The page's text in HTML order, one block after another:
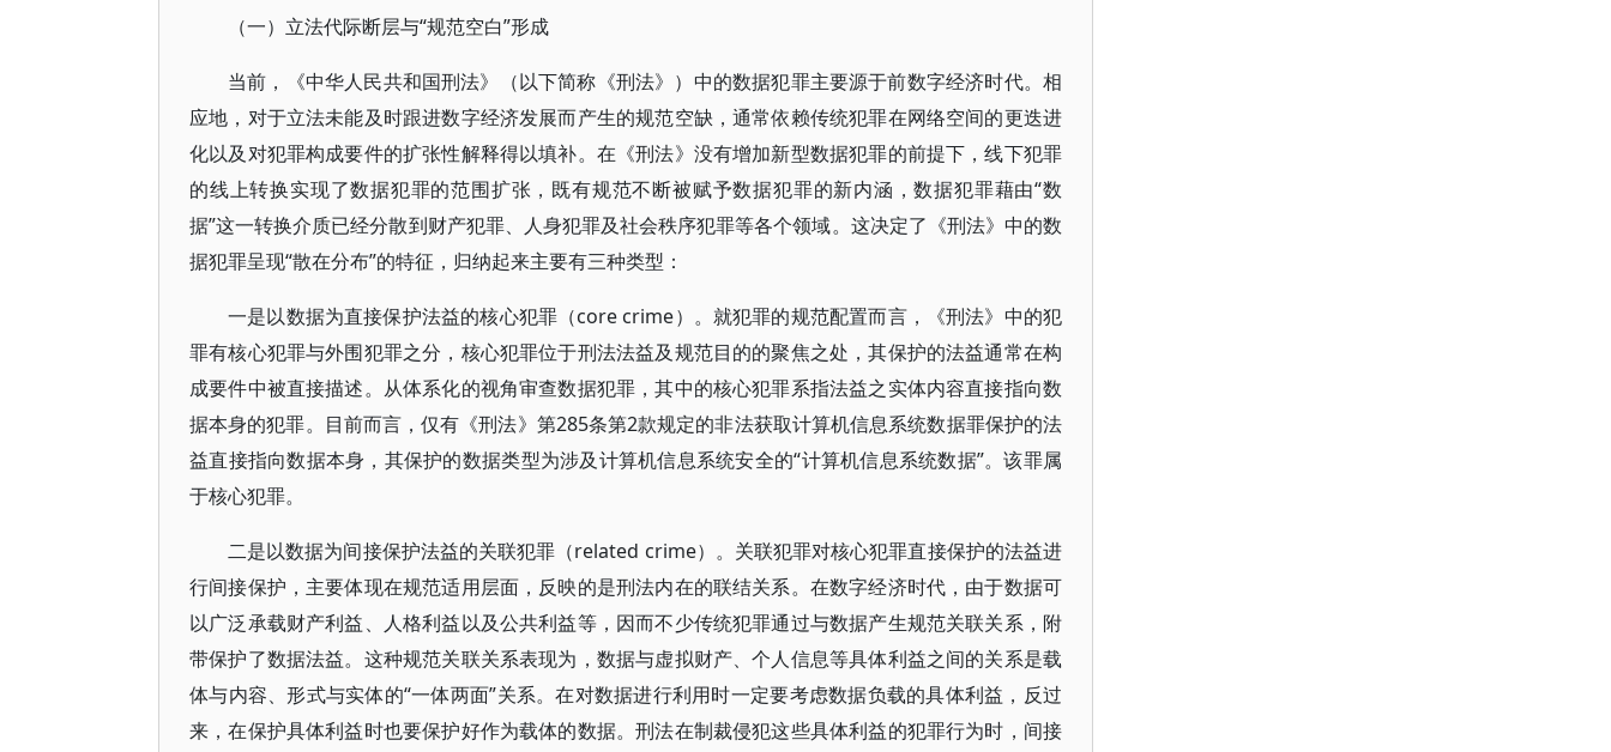
（一）立法代际断层与“规范空白”形成
当前，《中华人民共和国刑法》（以下简称《刑法》）中的数据犯罪主要源于前数字经济时代。相
应地，对于立法未能及时跟进数字经济发展而产生的规范空缺，通常依赖传统犯罪在网络空间的更迭进
化以及对犯罪构成要件的扩张性解释得以填补。在《刑法》没有增加新型数据犯罪的前提下，线下犯罪
的线上转换实现了数据犯罪的范围扩张，既有规范不断被赋予数据犯罪的新内涵，数据犯罪藉由“数
据”这一转换介质已经分散到财产犯罪、人身犯罪及社会秩序犯罪等各个领域。这决定了《刑法》中的数
据犯罪呈现“散在分布”的特征，归纳起来主要有三种类型：
一是以数据为直接保护法益的核心犯罪（core crime）。就犯罪的规范配置而言，《刑法》中的犯
罪有核心犯罪与外围犯罪之分，核心犯罪位于刑法法益及规范目的的聚焦之处，其保护的法益通常在构
成要件中被直接描述。从体系化的视角审查数据犯罪，其中的核心犯罪系指法益之实体内容直接指向数
据本身的犯罪。目前而言，仅有《刑法》第285条第2款规定的非法获取计算机信息系统数据罪保护的法
益直接指向数据本身，其保护的数据类型为涉及计算机信息系统安全的“计算机信息系统数据”。该罪属
于核心犯罪。
二是以数据为间接保护法益的关联犯罪（related crime）。关联犯罪对核心犯罪直接保护的法益进
行间接保护，主要体现在规范适用层面，反映的是刑法内在的联结关系。在数字经济时代，由于数据可
以广泛承载财产利益、人格利益以及公共利益等，因而不少传统犯罪通过与数据产生规范关联关系，附
带保护了数据法益。这种规范关联关系表现为，数据与虚拟财产、个人信息等具体利益之间的关系是载
体与内容、形式与实体的“一体两面”关系。在对数据进行利用时一定要考虑数据负载的具体利益，反过
来，在保护具体利益时也要保护好作为载体的数据。刑法在制裁侵犯这些具体利益的犯罪行为时，间接